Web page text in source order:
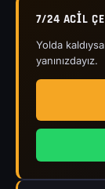
7/24 ACIL
Yolda
yanınızdayız.